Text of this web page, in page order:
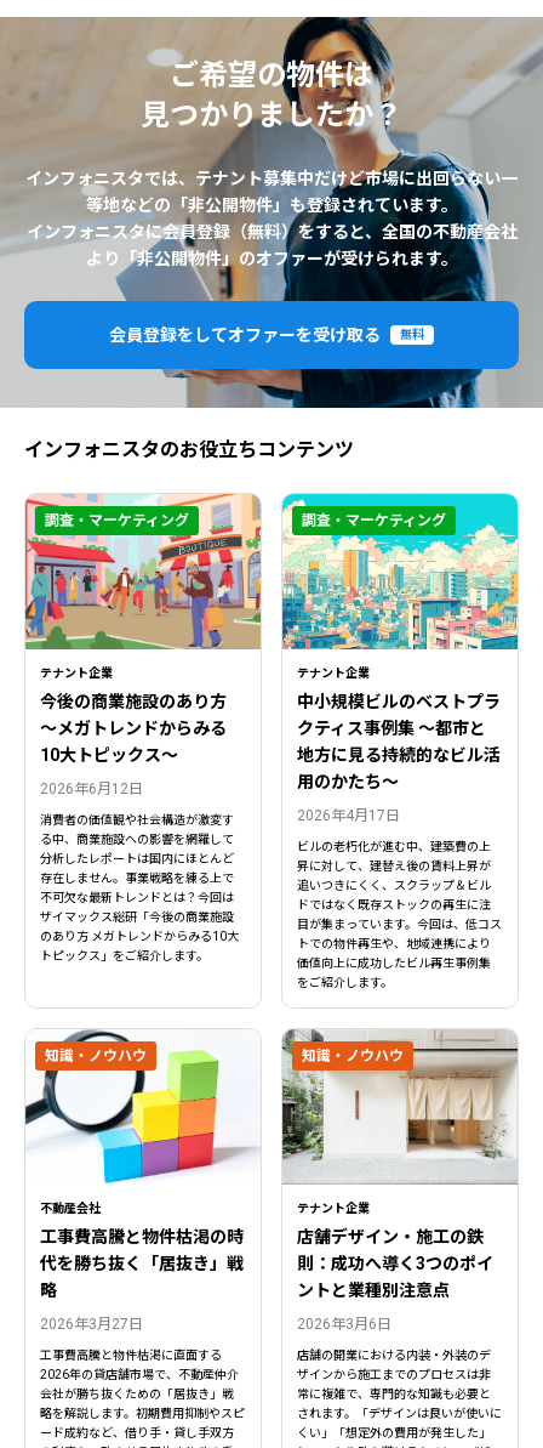
ご希望の物件は
見つかりましたか？
インフォニスタでは、テナント募集中だけど市場に出回らない一
等地などの「非公開物件」も登録されています。
インフォニスタに会員登録（無料）をすると、全国の不動産会社
より「非公開物件」のオファーが受けられます。
会員登録をしてオファーを受け取る 無料
インフォニスタのお役立ちコンテンツ
テナント企業
今後の商業施設のあり方
〜メガトレンドからみる
10大トピックス〜
2026年6月12日
消費者の価値観や社会構造が激変す
る中、商業施設への影響を網羅して
分析したレポートは国内にほとんど
存在しません。事業戦略を練る上で
不可欠な最新トレンドとは？今回は
ザイマックス総研「今後の商業施設
のあり方 メガトレンドからみる10大
トピックス」をご紹介します。
調査・マーケティング
テナント企業
中小規模ビルのベストプラ
クティス事例集 ～都市と
地方に見る持続的なビル活
用のかたち～
2026年4月17日
ビルの老朽化が進む中、建築費の上
昇に対して、建替え後の賃料上昇が
追いつきにくく、スクラップ＆ビル
ドではなく既存ストックの再生に注
目が集まっています。今回は、低コス
トでの物件再生や、地域連携により
価値向上に成功したビル再生事例集
をご紹介します。
調査・マーケティング
不動産会社
工事費高騰と物件枯渇の時
代を勝ち抜く「居抜き」戦
略
2026年3月27日
工事費高騰と物件枯渇に直面する
2026年の貸店舗市場で、不動産仲介
会社が勝ち抜くための「居抜き」戦
略を解説します。初期費用抑制やスピ
ード成約など、借り手・貸し手双方
知識・ノウハウ
テナント企業
店舗デザイン・施工の鉄
則：成功へ導く3つのポイ
ントと業種別注意点
2026年3月6日
店舗の開業における内装・外装のデ
ザインから施工までのプロセスは非
常に複雑で、専門的な知識も必要と
されます。「デザインは良いが使いに
くい」「想定外の費用が発生した」
知識・ノウハウ